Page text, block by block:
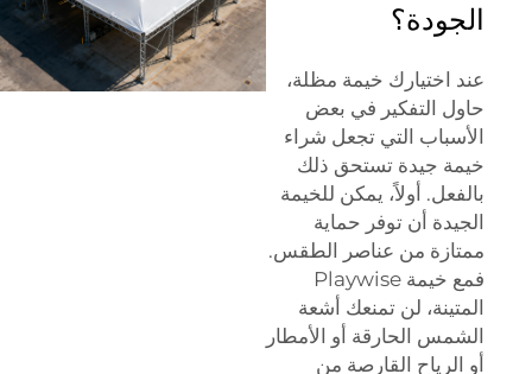
الجودة؟
عند اختيارك خيمة مظلة،
حاول التفكير في بعض
الأسباب التي تجعل شراء
خيمة جيدة تستحق ذلك
بالفعل. أولاً، يمكن للخيمة
الجيدة أن توفر حماية
ممتازة من عناصر الطقس.
فمع خيمة Playwise
المتينة، لن تمنعك أشعة
الشمس الحارقة أو الأمطار
أو الرياح القارصة من